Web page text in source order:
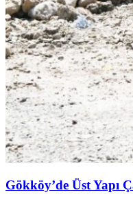
Gökköy’de Üst Yapı